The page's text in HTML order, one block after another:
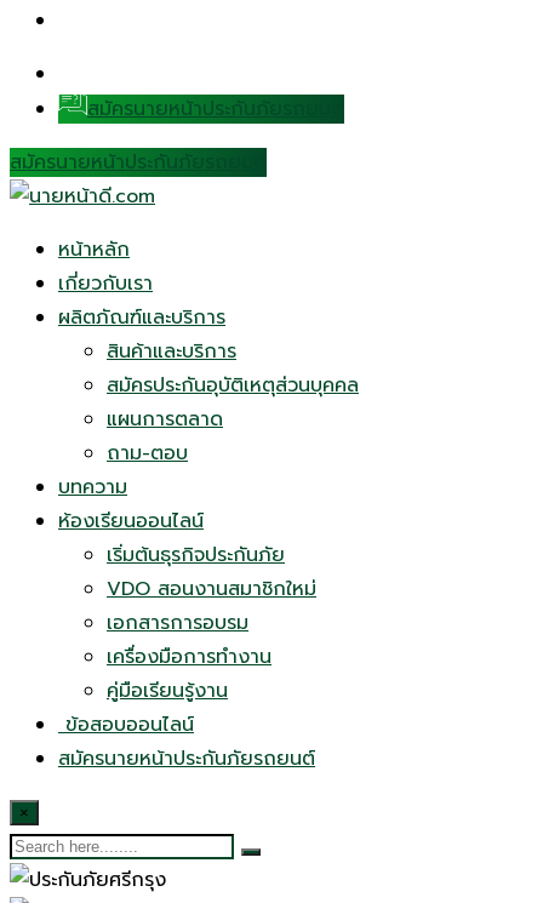
สมัครนายหน้าประกันภัยรถยนต์
สมัครนายหน้าประกันภัยรถยนต์
หน้าหลัก
เกี่ยวกับเรา
ผลิตภัณฑ์และบริการ
สินค้าและบริการ
สมัครประกันอุบัติเหตุส่วนบุคคล
แผนการตลาด
ถาม-ตอบ
บทความ
ห้องเรียนออนไลน์
เริ่มต้นธุรกิจประกันภัย
VDO สอนงานสมาชิกใหม่
เอกสารการอบรม
เครื่องมือการทำงาน
คู่มือเรียนรู้งาน
ข้อสอบออนไลน์
สมัครนายหน้าประกันภัยรถยนต์
×